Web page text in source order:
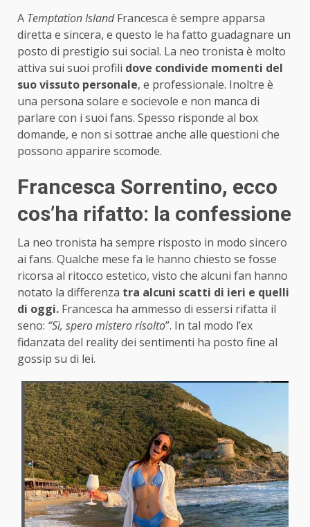
A Temptation IslandFrancesca è sempre apparsa
diretta e sincera, e questo le ha fatto guadagnare un
posto di prestigio sui social. La neo tronista è molto
attiva sui suoi profili dove condivide momenti del
suo vissuto personale, e professionale. Inoltre è
una persona solare e socievole e non manca di
parlare con i suoi fans. Spesso risponde al box
domande, e non si sottrae anche alle questioni che
possono apparire scomode.
Francesca Sorrentino, ecco
cos’ha rifatto: la confessione
La neo tronista ha sempre risposto in modo sincero
ai fans. Qualche mese fa le hanno chiesto se fosse
ricorsa al ritocco estetico, visto che alcuni fan hanno
notato la differenza tra alcuni scatti di ieri e quelli
di oggi. Francesca ha ammesso di essersi rifatta il
seno: “Sì, spero mistero risolto”. In tal modo l’ex
fidanzata del reality dei sentimenti ha posto fine al
gossip su di lei.